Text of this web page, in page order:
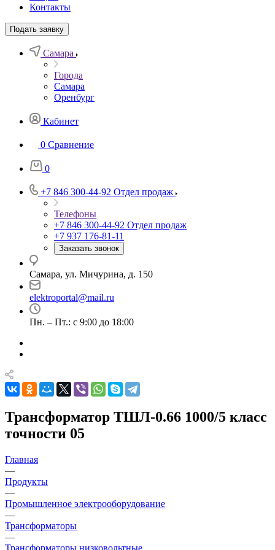
Контакты
Подать заявку
Самара
Города
Самара
Оренбург
Кабинет
0 Сравнение
0
+7 846 300-44-92 Отдел продаж
Телефоны
+7 846 300-44-92 Отдел продаж
+7 937 176-81-11
Заказать звонок
Самара, ул. Мичурина, д. 150
elektroportal@mail.ru
Пн. – Пт.: с 9:00 до 18:00
Трансформатор ТШЛ-0.66 1000/5 класс
точности 05
Главная
—
Продукты
—
Промышленное электрооборудование
—
Трансформаторы
—
Трансформаторы низковольтные